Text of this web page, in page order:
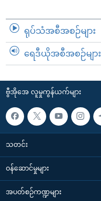
ရုပ်သံအစီအစဉ်များ
ရေဒီယိုအစီအစဉ်များ
ဗွီအိုအေ လူမှုကွန်ယက်များ
သတင်း
၀န်ဆောင်မှုများ
အပတ်စဉ်ကဏ္ဍများ